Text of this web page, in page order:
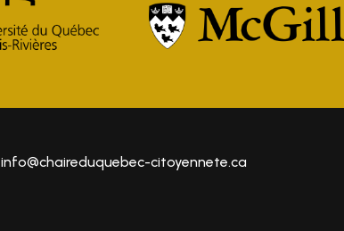
info@chaireduquebec-citoyennete.ca